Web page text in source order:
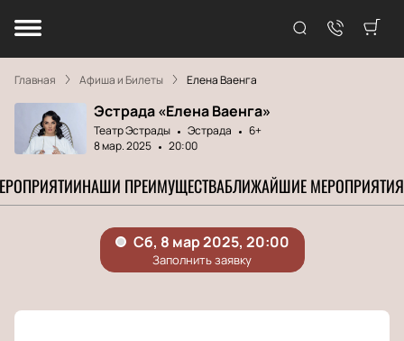
Главная Афиша и Билеты Елена Ваенга
Эстрада «Елена Ваенга»
Театр Эстрады Эстрада
6+
8 мар. 2025
20:00
НАШИ ПРЕИМУЩЕСТВАБЛИЖАЙШИЕ МЕРОПРИЯТИЯ